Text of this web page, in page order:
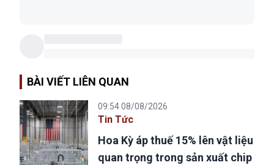
BÀI VIẾT LIÊN QUAN
09:54 08/08/2026
Tin Tức
Hoa Kỳ áp thuế 15% lên vật liệu
quan trọng trong sản xuất chip